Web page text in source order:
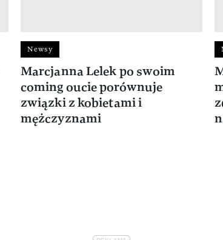
Newsy
Marcjanna Lelek po swoim
coming oucie porównuje
związki z kobietami i
mężczyznami